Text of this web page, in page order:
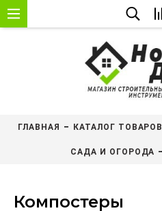
ГЛАВНАЯ КАТАЛОГ ТОВАРОВ
САДА И ОГОРОДА
Компостеры